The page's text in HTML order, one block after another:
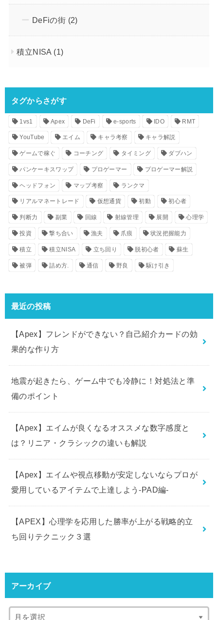
DeFiの街 (2)
積立NISA (1)
タグからさがす
1vs1 Apex DeFi e-sports IDO RMT
YouTube エイム キャラ考察 キャラ解説
ゲームで稼ぐ コーチング タイミング ダブハン
パンケーキスワップ プロゲーマー プロゲーマー解説
ヘッドフォン マップ考察 ランクマ
リアルマネートレード 仮想通貨 初動 初心者
判断力 副業 回線 射線管理 展開 心理学
投資 撃ち合い 漁夫 爪痕 状況把握能力
積立 積立NISA 立ち回り 脱初心者 蘇生
被弾 詰め方. 通信 野良 駆け引き
最近の投稿
【Apex】フレンドができない？自己紹介カードの効
果的な作り方
地震が起きたら、ゲーム中でも冷静に！対処法と準
備のポイント
【Apex】エイムが良くなるオススメな数字感度と
は？リニア・クラシックの違いも解説
【Apex】エイムや視点移動が安定しないならプロが
愛用しているアイテムで上達しよう-PAD編-
【APEX】心理学を応用した勝率が上がる戦略的立
ち回りテクニック３選
アーカイブ